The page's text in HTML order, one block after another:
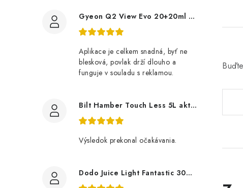
Gyeon Q2 View Evo 20+20ml nanopovlak na okna
Aplikace je celkem snadná, byť ne
blesková, povlak drží dlouho a
funguje v souladu s reklamou.
Bilt Hamber Touch Less 5L aktivní pěna
Výsledok prekonal očakávania.
Dodo Juice Light Fantastic 30ml měkký vosk